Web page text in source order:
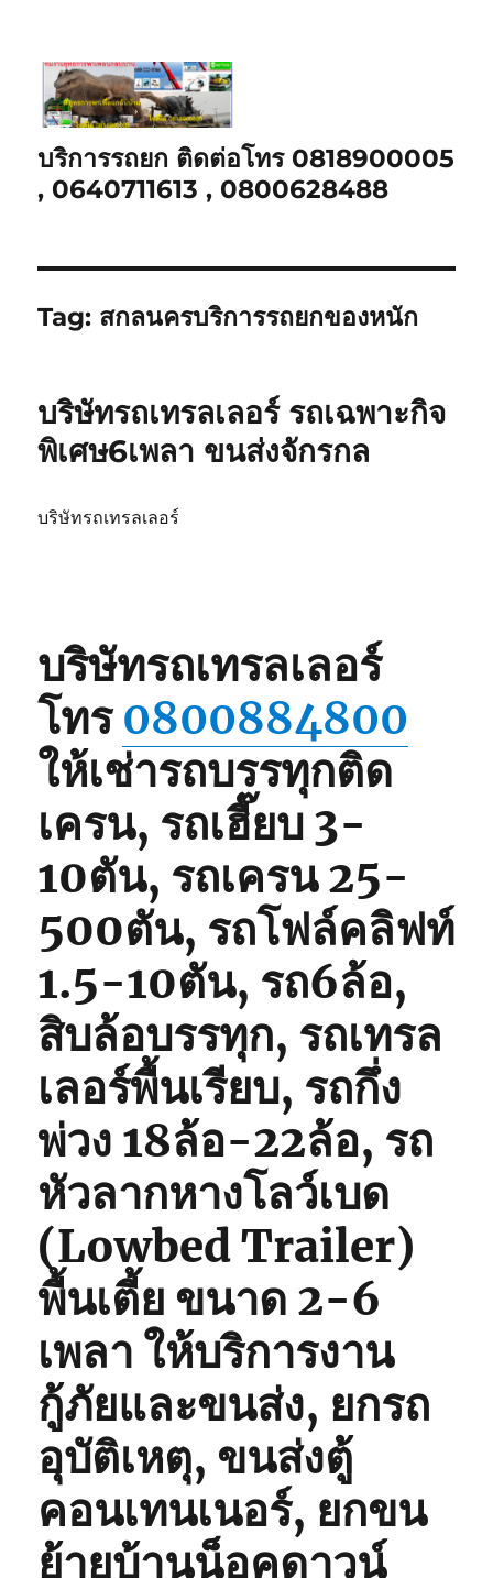
บริการรถยก ติดต่อโทร 0818900005
, 0640711613 , 0800628488
Tag: สกลนครบริการรถยกของหนัก
บริษัทรถเทรลเลอร์ รถเฉพาะกิจ
พิเศษ6เพลา ขนส่งจักรกล
บริษัทรถเทรลเลอร์
บริษัทรถเทรลเลอร์
โทร0800884800
ให้เช่ารถบรรทุกติด
เครน, รถเฮี๊ยบ 3-
10ตัน, รถเครน 25-
500ตัน, รถโฟล์คลิฟท์
1.5-10ตัน, รถ6ล้อ,
สิบล้อบรรทุก, รถเทรล
เลอร์พื้นเรียบ, รถกึ่ง
พ่วง 18ล้อ-22ล้อ, รถ
หัวลากหางโลว์เบด
(Lowbed Trailer)
พื้นเตี้ย ขนาด 2-6
เพลา ให้บริการงาน
กู้ภัยและขนส่ง, ยกรถ
อุบัติเหตุ, ขนส่งตู้
คอนเทนเนอร์, ยกขน
ย้ายบ้านน็อคดาวน์